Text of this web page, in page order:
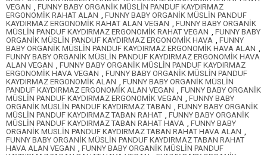
VEGAN , FUNNY BABY ORGANİK MÜSLİN PANDUF KAYDIRMAZ
ERGONOMİK RAHAT ALAN , FUNNY BABY ORGANİK MÜSLİN PANDUF
KAYDIRMAZ ERGONOMİK RAHAT ALAN VEGAN , FUNNY BABY ORGANİK
MÜSLİN PANDUF KAYDIRMAZ ERGONOMİK RAHAT VEGAN , FUNNY BABY
ORGANİK MÜSLİN PANDUF KAYDIRMAZ ERGONOMİK HAVA , FUNNY
BABY ORGANİK MÜSLİN PANDUF KAYDIRMAZ ERGONOMİK HAVA ALAN ,
FUNNY BABY ORGANİK MÜSLİN PANDUF KAYDIRMAZ ERGONOMİK HAVA
ALAN VEGAN , FUNNY BABY ORGANİK MÜSLİN PANDUF KAYDIRMAZ
ERGONOMİK HAVA VEGAN , FUNNY BABY ORGANİK MÜSLİN PANDUF
KAYDIRMAZ ERGONOMİK ALAN , FUNNY BABY ORGANİK MÜSLİN
PANDUF KAYDIRMAZ ERGONOMİK ALAN VEGAN , FUNNY BABY ORGANİK
MÜSLİN PANDUF KAYDIRMAZ ERGONOMİK VEGAN , FUNNY BABY
ORGANİK MÜSLİN PANDUF KAYDIRMAZ TABAN , FUNNY BABY ORGANİK
MÜSLİN PANDUF KAYDIRMAZ TABAN RAHAT , FUNNY BABY ORGANİK
MÜSLİN PANDUF KAYDIRMAZ TABAN RAHAT HAVA , FUNNY BABY
ORGANİK MÜSLİN PANDUF KAYDIRMAZ TABAN RAHAT HAVA ALAN ,
FUNNY BABY ORGANİK MÜSLİN PANDUF KAYDIRMAZ TABAN RAHAT
HAVA ALAN VEGAN , FUNNY BABY ORGANİK MÜSLİN PANDUF